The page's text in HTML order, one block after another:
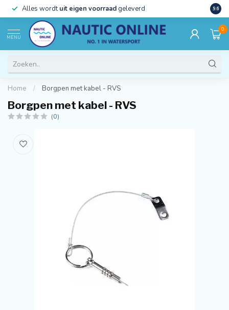
Alles wordtuit eigen voorraad geleverd 9.6
MENU
0
Home / Borgpen met kabel - RVS
Borgpen met kabel - RVS
(0)